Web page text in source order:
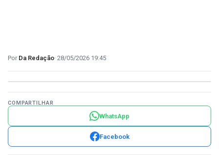
Da Redação 28/05/2026 19:45
COMPARTILHAR
WhatsApp
Facebook